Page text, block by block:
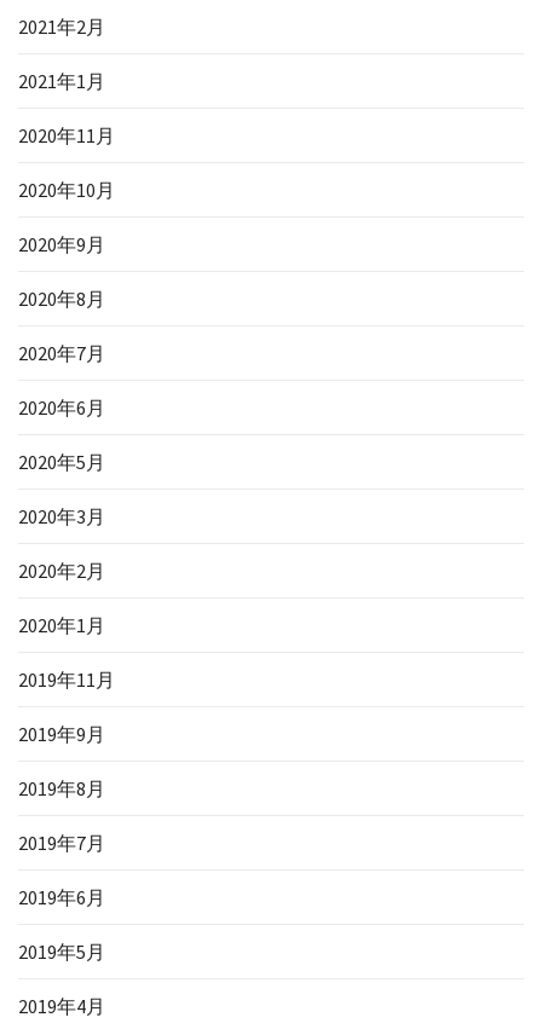
2021年2月
2021年1月
2020年11月
2020年10月
2020年9月
2020年8月
2020年7月
2020年6月
2020年5月
2020年3月
2020年2月
2020年1月
2019年11月
2019年9月
2019年8月
2019年7月
2019年6月
2019年5月
2019年4月